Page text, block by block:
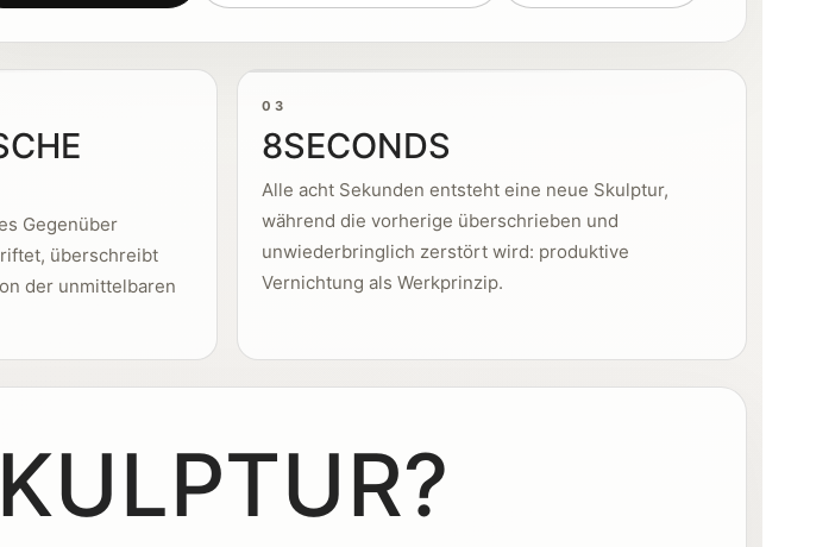
Gegenüber
überschreibt
der unmittelbaren
03
8SECONDS
Alle acht Sekunden entsteht eine neue Skulptur,
während die vorherige überschrieben und
unwiederbringlich zerstört wird: produktive
Vernichtung als Werkprinzip.